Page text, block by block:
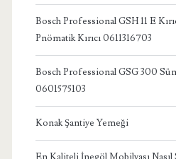
Bosch Professional GSH 11 E
Pnömatik Kırıcı 0611316703
Bosch Professional GSG 300
0601575103
Konak Şantiye Yemeği
En Kaliteli İnegöl Mobilyası Nasıl